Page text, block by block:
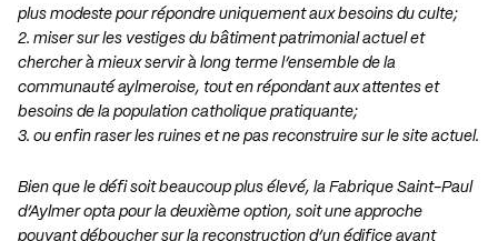
plus modeste pour répondre uniquement aux besoins du culte;
2. miser sur les vestiges du bâtiment patrimonial actuel et
chercher à mieux servir à long terme l’ensemble de la
communauté aylmeroise, tout en répondant aux attentes et
besoins de la population catholique pratiquante;
3. ou enfin raser les ruines et ne pas reconstruire sur le site actuel.
Bien que le défi soit beaucoup plus élevé, la Fabrique Saint-Paul
d’Aylmer opta pour la deuxième option, soit une approche
pouvant déboucher sur la reconstruction d’un édifice ayant